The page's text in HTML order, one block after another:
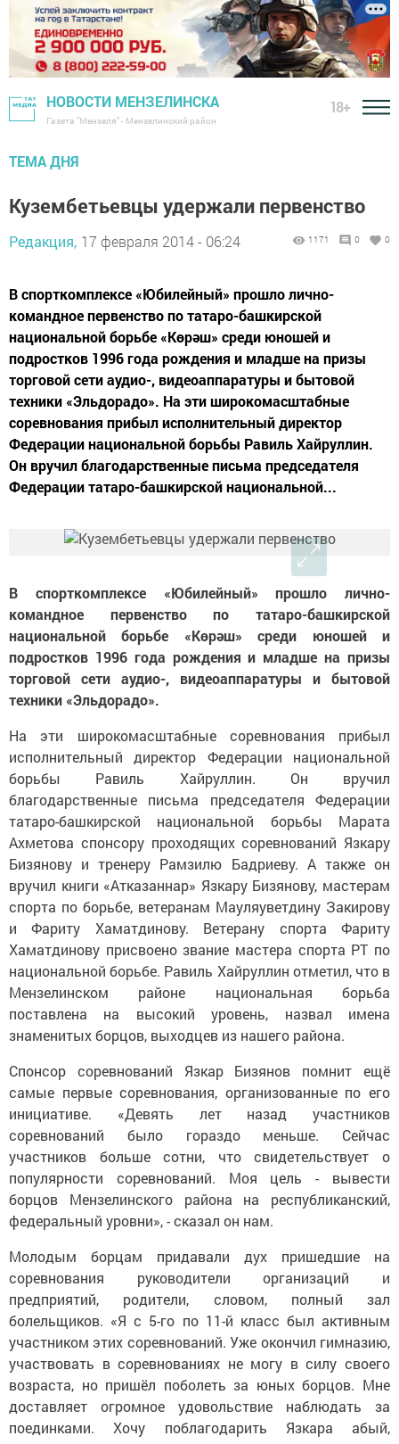
НОВОСТИ МЕНЗЕЛИНСКА
Газета "Мензеля" - Мензелинский район
18+
ТЕМА ДНЯ
Кузембетьевцы удержали первенство
Редакция, 17 февраля 2014 - 06:24 1171 0 0
В спорткомплексе «Юбилейный» прошло лично-
командное первенство по татаро-башкирской
национальной борьбе «Көрәш» среди юношей и
подростков 1996 года рождения и младше на призы
торговой сети аудио-, видеоаппаратуры и бытовой
техники «Эльдорадо». На эти широкомасштабные
соревнования прибыл исполнительный директор
Федерации национальной борьбы Равиль Хайруллин.
Он вручил благодарственные письма председателя
Федерации татаро-башкирской национальной...
В спорткомплексе «Юбилейный» прошло лично-
командное первенство по татаро-башкирской
национальной борьбе «Көрәш» среди юношей и
подростков 1996 года рождения и младше на призы
торговой сети аудио-, видеоаппаратуры и бытовой
техники «Эльдорадо».
На эти широкомасштабные соревнования прибыл
исполнительный директор Федерации национальной
борьбы Равиль Хайруллин. Он вручил
благодарственные письма председателя Федерации
татаро-башкирской национальной борьбы Марата
Ахметова спонсору проходящих соревнований Язкару
Бизянову и тренеру Рамзилю Бадриеву. А также он
вручил книги «Атказаннар» Язкару Бизянову, мастерам
спорта по борьбе, ветеранам Мауляуветдину Закирову
и Фариту Хаматдинову. Ветерану спорта Фариту
Хаматдинову присвоено звание мастера спорта РТ по
национальной борьбе. Равиль Хайруллин отметил, что в
Мензелинском районе национальная борьба
поставлена на высокий уровень, назвал имена
знаменитых борцов, выходцев из нашего района.
Спонсор соревнований Язкар Бизянов помнит ещё
самые первые соревнования, организованные по его
инициативе. «Девять лет назад участников
соревнований было гораздо меньше. Сейчас
участников больше сотни, что свидетельствует о
популярности соревнований. Моя цель - вывести
борцов Мензелинского района на республиканский,
федеральный уровни», - сказал он нам.
Молодым борцам придавали дух пришедшие на
соревнования руководители организаций и
предприятий, родители, словом, полный зал
болельщиков. «Я с 5-го по 11-й класс был активным
участником этих соревнований. Уже окончил гимназию,
участвовать в соревнованиях не могу в силу своего
возраста, но пришёл поболеть за юных борцов. Мне
доставляет огромное удовольствие наблюдать за
поединками. Хочу поблагодарить Язкара абый,